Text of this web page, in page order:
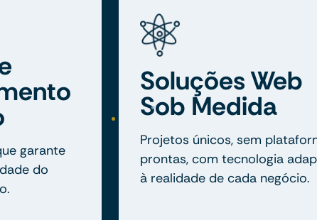
garante
do
Soluções Web
Sob Medida
Projetos únicos, sem
prontas, com tecnologia
à realidade de cada negócio.